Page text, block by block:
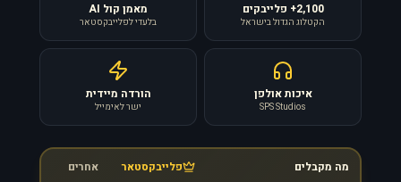
2,100+ פלייבקים
הקטלוג הגדול בישראל
מאמן קול AI
בלעדי לפלייבקסטאר
איכות אולפן
SPS Studios
הורדה מיידית
ישר לאימייל
מה מקבלים פלייבקסטאר אחרים